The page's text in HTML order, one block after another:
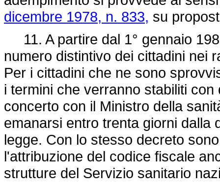
dicembre 1978, n. 833, su
11. A partire dal 1° gennaio
numero distintivo dei cittadini nei
Per i cittadini che ne sono
i termini che verranno stabiliti
concerto con il Ministro della
emanarsi entro trenta giorni dalla
legge. Con lo stesso decreto
l'attribuzione del codice fiscale
strutture del Servizio sanitario